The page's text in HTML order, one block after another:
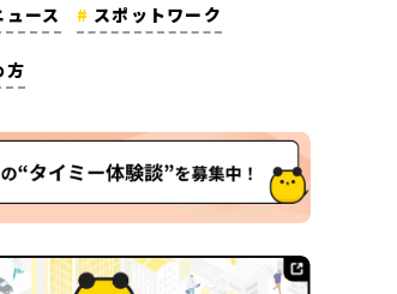
ース スポットワーク
方